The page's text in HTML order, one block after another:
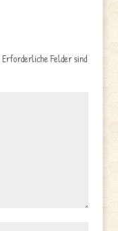
Erforderliche Felder sind